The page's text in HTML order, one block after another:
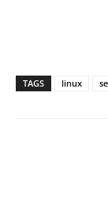
TAGS linux